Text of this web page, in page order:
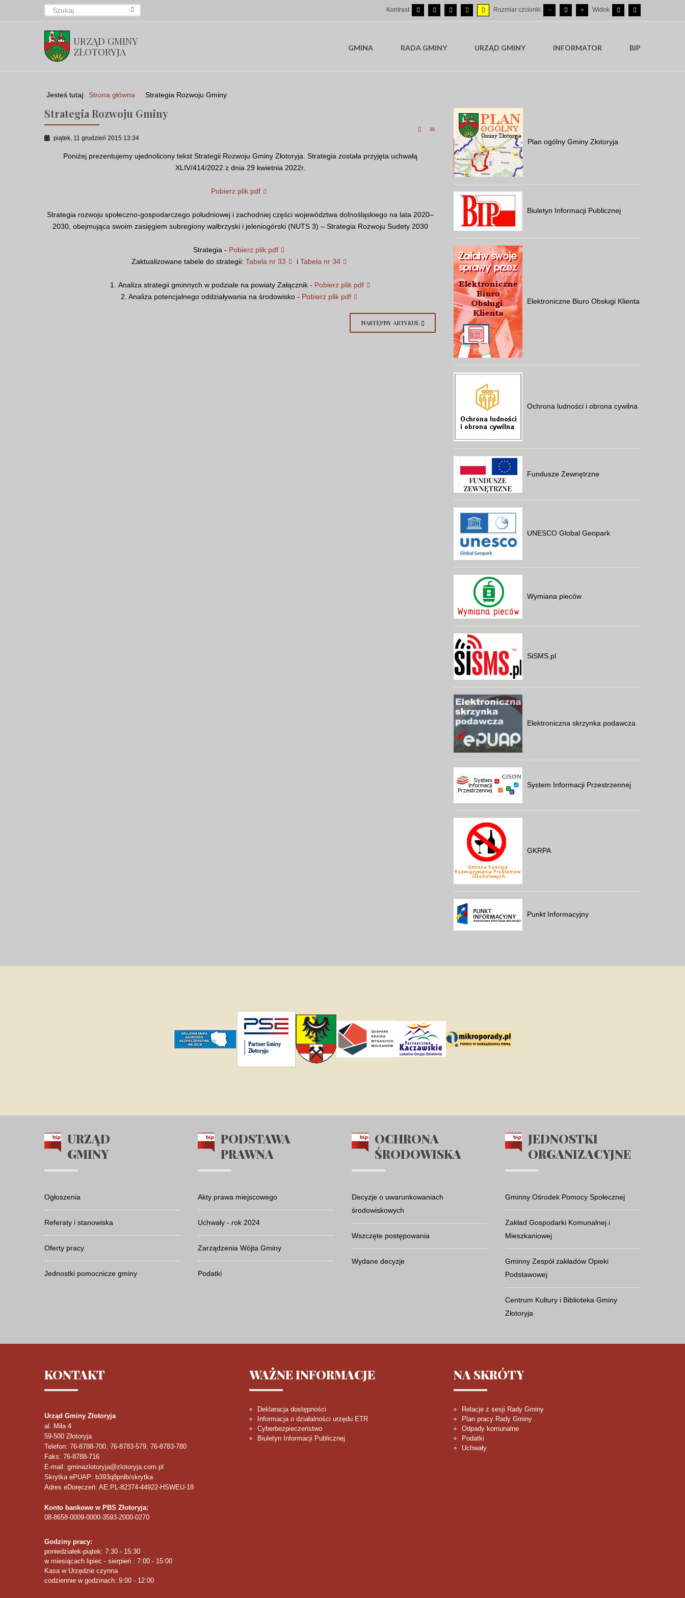
Kontrast Rozmiar czcionki Widok
URZĄD GMINY
ZŁOTORYJA
GMINA RADA GMINY URZĄD GMINY INFORMATOR BIP
Jesteś tutaj: Strona główna Strategia Rozwoju Gminy
Strategia Rozwoju Gminy
piątek, 11 grudzień 2015 13:34
Poniżej prezentujemy ujednolicony tekst Strategii Rozwoju Gminy Złotoryja. Strategia została przyjęta uchwałą
XLIV/414/2022 z dnia 29 kwietnia 2022r.
Pobierz plik pdf
Strategia rozwoju społeczno-gospodarczego południowej i zachodniej części województwa dolnośląskiego na lata 2020–
2030, obejmująca swoim zasięgiem subregiony wałbrzyski i jeleniogórski (NUTS 3) – Strategia Rozwoju Sudety 2030
Strategia - Pobierz plik pdf
Zaktualizowane tabele do strategii: Tabela nr 33 i Tabela nr 34
1. Analiza strategii gminnych w podziale na powiaty Załącznik - Pobierz plik pdf
2. Analiza potencjalnego oddziaływania na środowisko - Pobierz plik pdf
NASTĘPNY ARTYKUŁ
Plan ogólny Gminy Złotoryja
Biuletyn Informacji Publicznej
Elektroniczne Biuro Obsługi Klienta
Ochrona ludności i obrona cywilna
Fundusze Zewnętrzne
UNESCO Global Geopark
Wymiana pieców
SiSMS.pl
Elektroniczna skrzynka podawcza
System Informacji Przestrzennej
GKRPA
Punkt Informacyjny
URZĄD
GMINY
Ogłoszenia
Referaty i stanowiska
Oferty pracy
Jednostki pomocnicze gminy
PODSTAWA
PRAWNA
Akty prawa miejscowego
Uchwały - rok 2024
Zarządzenia Wójta Gminy
Podatki
OCHRONA
ŚRODOWISKA
Decyzje o uwarunkowaniach
środowiskowych
Wszczęte postępowania
Wydane decyzje
JEDNOSTKI
ORGANIZACYJNE
Gminny Ośrodek Pomocy Społecznej
Zakład Gospodarki Komunalnej i
Mieszkaniowej
Gminny Zespół zakładów Opieki
Podstawowej
Centrum Kultury i Biblioteka Gminy
Złotoryja
KONTAKT
Urząd Gminy Złotoryja
al. Miła 4
59-500 Złotoryja
Telefon: 76-8788-700, 76-8783-579, 76-8783-780
Faks: 76-8788-716
E-mail: gminazlotoryja@zlotoryja.com.pl
Skrytka ePUAP: b393q8pnlb/skrytka
Adres eDoręczeń: AE:PL-82374-44922-HSWEU-18
Konto bankowe w PBS Złotoryja:
08-8658-0009-0000-3593-2000-0270
Godziny pracy:
poniedziałek-piątek: 7:30 - 15:30
w miesiącach lipiec - sierpień : 7:00 - 15:00
Kasa w Urzędzie czynna
codziennie w godzinach: 9:00 - 12:00
WAŻNEINFORMACJE
Deklaracja dostępności
Informacja o działalności urzędu ETR
Cyberbezpieczeństwo
Biuletyn Informacji Publicznej
NA SKRÓTY
Relacje z sesji Rady Gminy
Plan pracy Rady Gminy
Odpady komunalne
Podatki
Uchwały